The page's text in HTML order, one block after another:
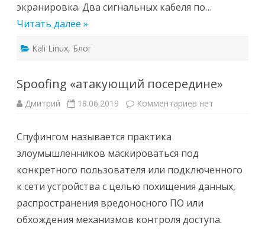
экранировка. Два сигнальных кабеля по…
Читать далее »
Kali Linux, Блог
Spoofing «атакующий посередине»
Дмитрий 18.06.2019 Комментариев кнет
Спуфингом называется практика
злоумышленников маскироваться под
конкретного пользователя или подключенного
к сети устройства с целью похищения данных,
распространения вредоносного ПО или
обхождения механизмов контроля доступа.